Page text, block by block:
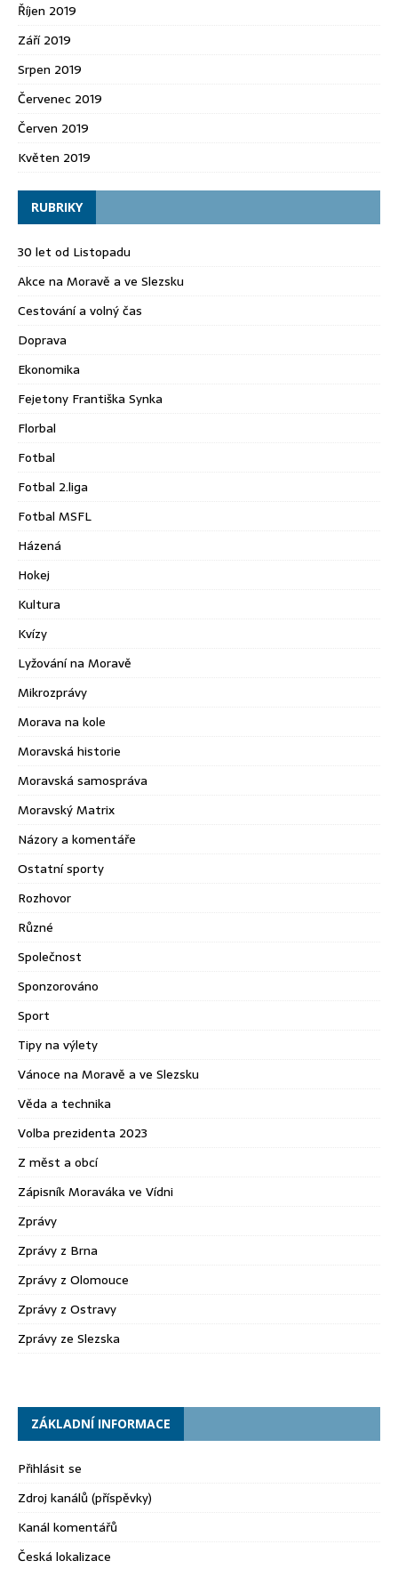
Říjen 2019
Září 2019
Srpen 2019
Červenec 2019
Červen 2019
Květen 2019
RUBRIKY
30 let od Listopadu
Akce na Moravě a ve Slezsku
Cestování a volný čas
Doprava
Ekonomika
Fejetony Františka Synka
Florbal
Fotbal
Fotbal 2.liga
Fotbal MSFL
Házená
Hokej
Kultura
Kvízy
Lyžování na Moravě
Mikrozprávy
Morava na kole
Moravská historie
Moravská samospráva
Moravský Matrix
Názory a komentáře
Ostatní sporty
Rozhovor
Různé
Společnost
Sponzorováno
Sport
Tipy na výlety
Vánoce na Moravě a ve Slezsku
Věda a technika
Volba prezidenta 2023
Z měst a obcí
Zápisník Moraváka ve Vídni
Zprávy
Zprávy z Brna
Zprávy z Olomouce
Zprávy z Ostravy
Zprávy ze Slezska
ZÁKLADNÍ INFORMACE
Přihlásit se
Zdroj kanálů (příspěvky)
Kanál komentářů
Česká lokalizace